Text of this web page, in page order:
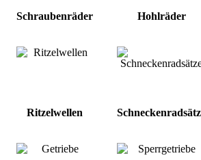
Schraubenräder Hohlräder
Ritzelwellen